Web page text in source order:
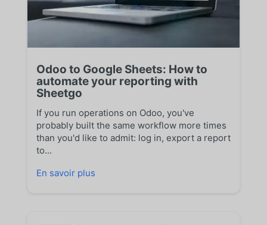
Odoo to Google Sheets: How to
automate your reporting with
Sheetgo
If you run operations on Odoo, you've
probably built the same workflow more times
than you'd like to admit: log in, export a report
to...
En savoir plus